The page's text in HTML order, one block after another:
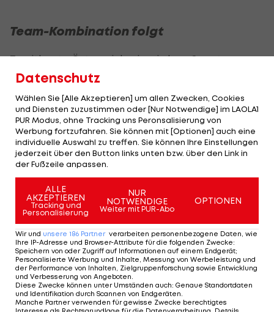
Team-Kombination folgt
Zweitbeste Österreicherin wird am Sonntag
Valentina Rings-Wanner mit Rang sechs (+1,00 Sek.).
(22./+2,24 Sek.) und Eva Schachner (23./+2,25 Sek.)
landen im geschlagenen Feld.
Der Super-G zählt auch zur Team-Kombination,
die noch am Sonntag um 14:30 Uhr mit dem Slalom
abgeschlossen wird.
Die Abfahrten am Samstag mussten aufgrund des
schlechten Wetters ersatzlos gestrichen werden.
Medaillenspiegel der Alpinen Ski-Junioren-WM
2026 >>>
Das sind Österreichs
Datenschutz
Wählen Sie [Alle Akzeptieren] um allen Zwecken, Cookies
und Diensten zuzustimmen oder [Nur Notwendige] im LAOLA1
PUR Modus, ohne Tracking uns Peronsalisierung von
Werbung fortzufahren. Sie können mit [Optionen] auch eine
individuelle Auswahl zu treffen. Sie können Ihre Einstellungen
jederzeit über den Button links unten bzw. über den Link in
der Fußzeile anpassen.
ALLE
AKZEPTIEREN
Tracking und
Personalisierung
NUR
NOTWENDIGE
Weiter mit PUR-Abo
OPTIONEN
Wir und unsere 186 Partner verarbeiten personenbezogene Daten, wie
Ihre IP-Adresse und Browser-Attribute für die folgenden Zwecke:
Speichern von oder Zugriff auf Informationen auf einem Endgerät;
Personalisierte Werbung und Inhalte, Messung von Werbeleistung und
der Performance von Inhalten, Zielgruppenforschung sowie Entwicklung
und Verbesserung von Angeboten
Diese Zwecke können unter Umständen auch: Genaue Standortdaten
und Identifikation durch Scannen von Endgeräten
Manche Partner verwenden für gewisse Zwecke berechtigtes